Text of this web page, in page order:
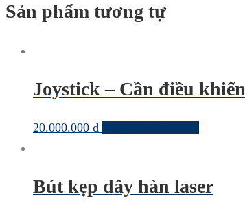
Sản phẩm tương tự
Joystick – Cần điều khiển
20.000.000 ₫
Bút kẹp dây hàn laser